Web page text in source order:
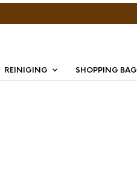
REINIGING SHOPPING BAG